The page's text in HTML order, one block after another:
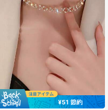
¥51 節約
#4 ベストセラー
ラインストーン ファッションジュエリー